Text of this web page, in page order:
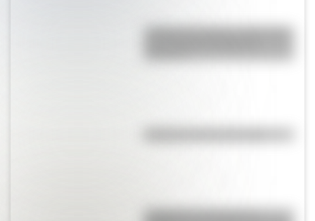
¿Sabías que Buenos Aires tiene
Romano?
Inhibición conductual: la